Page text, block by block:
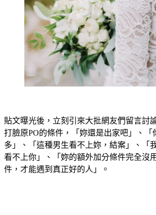
貼文曝光後，立刻引來大批網友們留言討
打臉原PO的條件，「妳還是出家吧」、「
多」、「這種男生看不上妳，結案」、「
看不上你」、「妳的額外加分條件完全沒
件，才能遇到真正好的人」。